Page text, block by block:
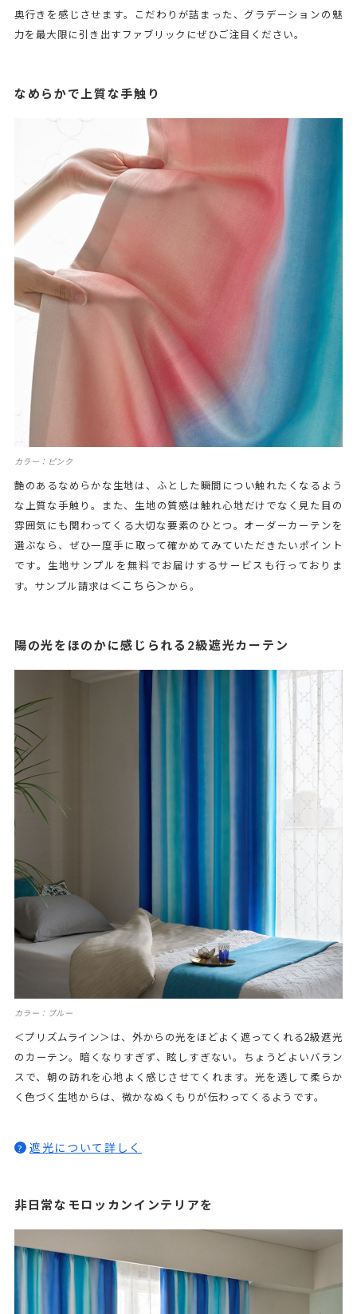
奥行きを感じさせます。こだわりが詰まった、グラデーションの魅
力を最大限に引き出すファブリックにぜひご注目ください。
なめらかで上質な手触り
カラー：ピンク
艶のあるなめらかな生地は、ふとした瞬間につい触れたくなるよう
な上質な手触り。また、生地の質感は触れ心地だけでなく見た目の
雰囲気にも関わってくる大切な要素のひとつ。オーダーカーテンを
選ぶなら、ぜひ一度手に取って確かめてみていただきたいポイント
です。生地サンプルを無料でお届けするサービスも行っておりま
す。サンプル請求は＜こちら＞から。
陽の光をほのかに感じられる2級遮光カーテン
カラー：ブルー
＜プリズムライン＞は、外からの光をほどよく遮ってくれる2級遮光
のカーテン。暗くなりすぎず、眩しすぎない。ちょうどよいバラン
スで、朝の訪れを心地よく感じさせてくれます。光を透して柔らか
く色づく生地からは、微かなぬくもりが伝わってくるようです。
? 遮光について詳しく
非日常なモロッカンインテリアを